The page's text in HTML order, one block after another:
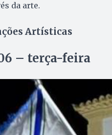
da arte.
Artísticas
– terça-feira